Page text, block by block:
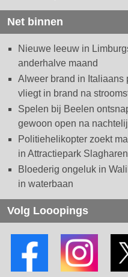
Net binnen
Nieuwe leeuw in
anderhalve maand
Alweer brand in Italiaans
vliegt in brand na
Spelen bij Beelen
gewoon open na
Politiehelikopter zoekt
in Attractiepark Slagharen
Bloederig ongeluk in
in waterbaan
Volg Looopings